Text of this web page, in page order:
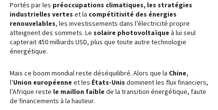
Portés par les préoccupations climatiques, les stratégies
industrielles vertes et la compétitivité des énergies
renouvelables, les investissements dans l’électricité propre
atteignent des sommets. Le solaire photovoltaïque à lui seul
capterait 450 milliards USD, plus que toute autre technologie
énergétique.
Mais ce boom mondial reste déséquilibré. Alors que la Chine,
l’Union européenne et les États-Unis dominent les flux financiers,
l’Afrique reste le maillon faible de la transition énergétique, faute
de financements à la hauteur.